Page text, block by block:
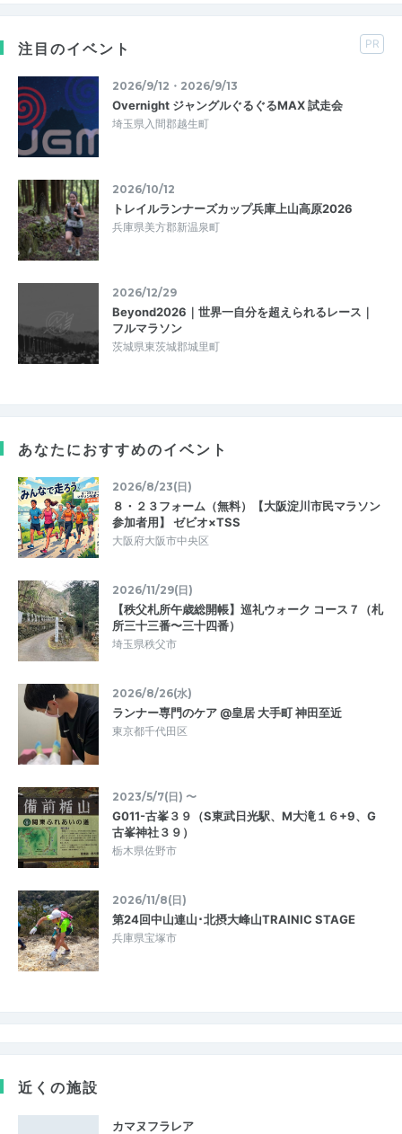
注目のイベント PR
2026/9/12・2026/9/13
Overnight ジャングルぐるぐるMAX 試走会
埼玉県入間郡越生町
2026/10/12
トレイルランナーズカップ兵庫上山高原2026
兵庫県美方郡新温泉町
2026/12/29
Beyond2026｜世界一自分を超えられるレース｜
フルマラソン
茨城県東茨城郡城里町
あなたにおすすめのイベント
2026/8/23(日)
８・２３フォーム（無料）【大阪淀川市民マラソン
参加者用】 ゼビオ×TSS
大阪府大阪市中央区
2026/11/29(日)
【秩父札所午歳総開帳】巡礼ウォーク コース７（札
所三十三番〜三十四番）
埼玉県秩父市
2026/8/26(水)
ランナー専門のケア @皇居 大手町 神田至近
東京都千代田区
2023/5/7(日) 〜
G011-古峯３９（S東武日光駅、M大滝１６+9、G
古峯神社３９）
栃木県佐野市
2026/11/8(日)
第24回中山連山･北摂大峰山TRAINIC STAGE
兵庫県宝塚市
近くの施設
カマヌフラレア